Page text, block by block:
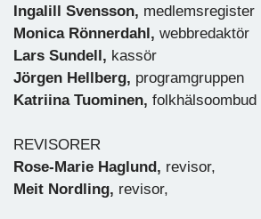
Ingalill Svensson, medlemsregister
Monica Rönnerdahl, webbredaktör
Lars Sundell, kassör
Jörgen Hellberg, programgruppen
Katriina Tuominen, folkhälsoombud
REVISORER
Rose-Marie Haglund, revisor,
Meit Nordling, revisor,